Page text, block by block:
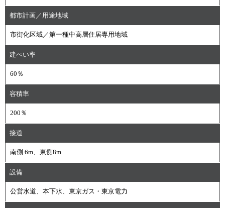
都市計画／用途地域
市街化区域／第一種中高層住居専用地域
建ぺい率
60％
容積率
200％
接道
南側 6m、東側8m
設備
公営水道、本下水、東京ガス・東京電力